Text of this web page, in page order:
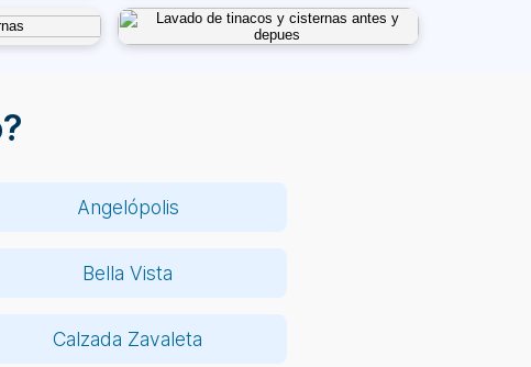
Angelópolis
Bella Vista
Calzada Zavaleta